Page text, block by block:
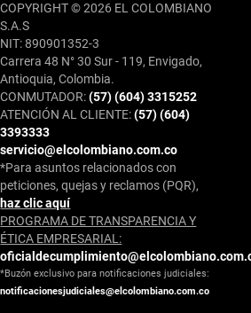
COPYRIGHT © 2026 EL COLOMBIANO
S.A.S
NIT: 890901352-3
Carrera 48 N° 30 Sur - 119, Envigado,
Antioquia, Colombia.
CONMUTADOR:(57) (604) 3315252
ATENCIÓN AL CLIENTE:(57) (604)
3393333
servicio@elcolombiano.com.co
*Para asuntos relacionados con
peticiones, quejas y reclamos (PQR),
haz clic aquí
PROGRAMA DE TRANSPARENCIA Y
ÉTICA EMPRESARIAL:
*Buzón exclusivo para notificaciones judiciales:
notificacionesjudiciales@elcolombiano.com.co